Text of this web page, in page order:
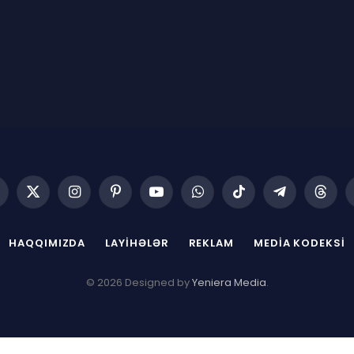
X
(Twitter)
InstagramPinterestYouTubeWhatsAppTikTok Telegram
HAQQIMIZDA LAYIHƏLƏR REKLAM MEDIA KODEKSI
© 2026 Designed byYeniera Media.